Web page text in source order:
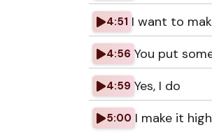
4:51 I want to
4:56 You put
4:59 Yes, I do
5:00 I make it